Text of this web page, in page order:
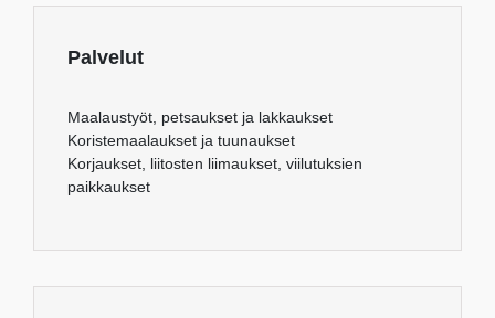
Palvelut
Maalaustyöt, petsaukset ja lakkaukset
Koristemaalaukset ja tuunaukset
Korjaukset, liitosten liimaukset, viilutuksien
paikkaukset